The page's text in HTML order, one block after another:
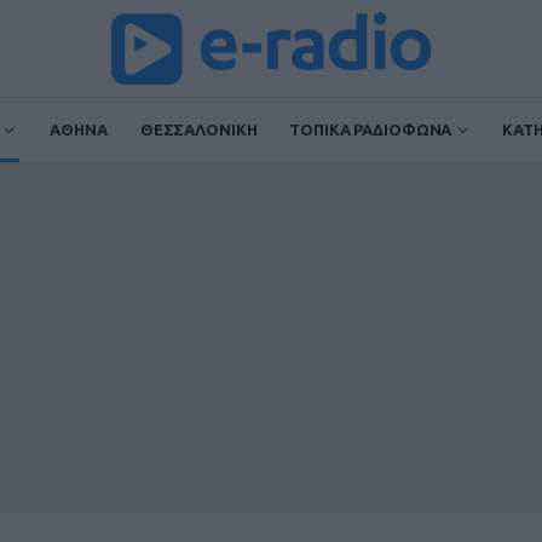
ΑΘΗΝΑ ΘΕΣΣΑΛΟΝΙΚΗ ΤΟΠΙΚΑ ΡΑΔΙΟΦΩΝΑ